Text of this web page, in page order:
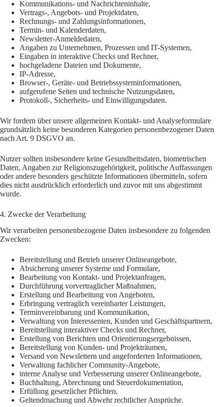
Kommunikations- und Nachrichteninhalte,
Vertrags-, Angebots- und Projektdaten,
Rechnungs- und Zahlungsinformationen,
Termin- und Kalenderdaten,
Newsletter-Anmeldedaten,
Angaben zu Unternehmen, Prozessen und IT-Systemen,
Eingaben in interaktive Checks und Rechner,
hochgeladene Dateien und Dokumente,
IP-Adresse,
Browser-, Geräte- und Betriebssysteminformationen,
aufgerufene Seiten und technische Nutzungsdaten,
Protokoll-, Sicherheits- und Einwilligungsdaten.
Wir fordern über unsere allgemeinen Kontakt- und Analyseformulare
grundsätzlich keine besonderen Kategorien personenbezogener Daten
nach Art. 9 DSGVO an.
Nutzer sollten insbesondere keine Gesundheitsdaten, biometrischen
Daten, Angaben zur Religionszugehörigkeit, politische Auffassungen
oder andere besonders geschützte Informationen übermitteln, sofern
dies nicht ausdrücklich erforderlich und zuvor mit uns abgestimmt
wurde.
4. Zwecke der Verarbeitung
Wir verarbeiten personenbezogene Daten insbesondere zu folgenden
Zwecken:
Bereitstellung und Betrieb unserer Onlineangebote,
Absicherung unserer Systeme und Formulare,
Bearbeitung von Kontakt- und Projektanfragen,
Durchführung vorvertraglicher Maßnahmen,
Erstellung und Bearbeitung von Angeboten,
Erbringung vertraglich vereinbarter Leistungen,
Terminvereinbarung und Kommunikation,
Verwaltung von Interessenten, Kunden und Geschäftspartnern,
Bereitstellung interaktiver Checks und Rechner,
Erstellung von Berichten und Orientierungsergebnissen,
Bereitstellung von Kunden- und Projekträumen,
Versand von Newslettern und angeforderten Informationen,
Verwaltung fachlicher Community-Angebote,
interne Analyse und Verbesserung unserer Onlineangebote,
Buchhaltung, Abrechnung und Steuerdokumentation,
Erfüllung gesetzlicher Pflichten,
Geltendmachung und Abwehr rechtlicher Ansprüche.